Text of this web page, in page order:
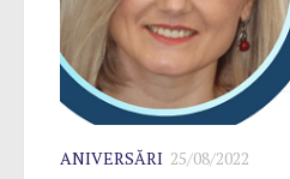
ANIVERSĂRI 25/08/2022